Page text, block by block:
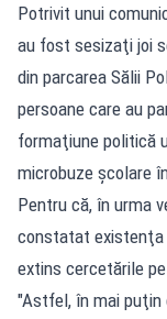
Potrivit unui
au fost sesizaţi joi
din parcarea Sălii
persoane care au
formaţiune politică
microbuze şcolare
Pentru că, în urma
constatat existenţa
extins cercetările
"Astfel, în mai puţin